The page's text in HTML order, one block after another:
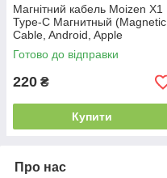
Магнітний кабель Moizen X1
Type-C Магнитный (Magnetic
Cable, Android, Apple
MacBook)
Готово до відправки
220 ₴
Купити
Про нас